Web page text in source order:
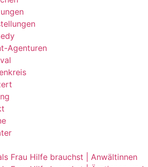
Agenturen
Frau Hilfe brauchst | Anwältinnen